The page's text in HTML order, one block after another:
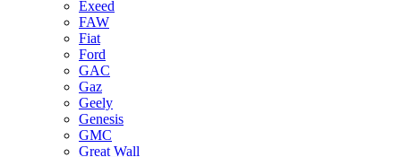
Exeed
FAW
Fiat
Ford
GAC
Gaz
Geely
Genesis
GMC
Great Wall